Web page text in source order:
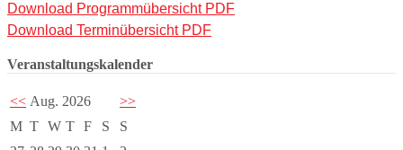
Download Programmübersicht PDF
Download Terminübersicht PDF
Veranstaltungskalender
<< Aug. 2026
>>
M T W T F S
S